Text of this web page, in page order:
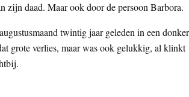
zijn daad. Maar ook door de persoon Barbora.
twintig jaar geleden in een
grote verlies, maar was ook gelukkig, al klinkt